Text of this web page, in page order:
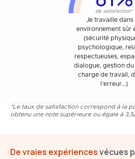
de satisfaction*
Je travaille dans
environnement sûr
(sécurité
psychologique,
respectueuses,
dialogue, gestion du
charge de travail,
l’erreur…)
*Le taux de satisfaction correspond à la
obtenu une note supérieure ou égale à
De vraies expériencesvécues